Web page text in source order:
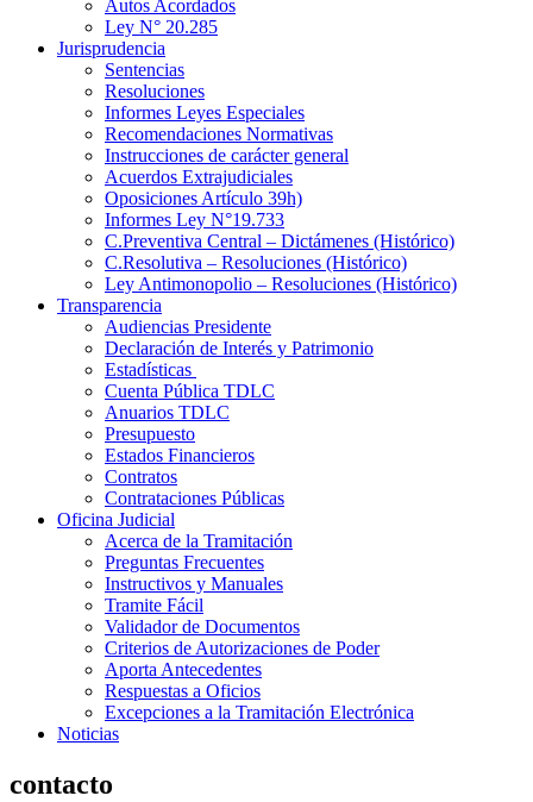
Autos Acordados
Ley N° 20.285
Jurisprudencia
Sentencias
Resoluciones
Informes Leyes Especiales
Recomendaciones Normativas
Instrucciones de carácter general
Acuerdos Extrajudiciales
Oposiciones Artículo 39h)
Informes Ley N°19.733
C.Preventiva Central – Dictámenes (Histórico)
C.Resolutiva – Resoluciones (Histórico)
Ley Antimonopolio – Resoluciones (Histórico)
Transparencia
Audiencias Presidente
Declaración de Interés y Patrimonio
Estadísticas
Cuenta Pública TDLC
Anuarios TDLC
Presupuesto
Estados Financieros
Contratos
Contrataciones Públicas
Oficina Judicial
Acerca de la Tramitación
Preguntas Frecuentes
Instructivos y Manuales
Tramite Fácil
Validador de Documentos
Criterios de Autorizaciones de Poder
Aporta Antecedentes
Respuestas a Oficios
Excepciones a la Tramitación Electrónica
Noticias
contacto